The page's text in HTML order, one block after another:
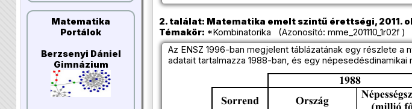
Matematika
Portálok
Berzsenyi Dániel
Gimnázium
2. találat: Matematika emelt szintű érettségi, 2011.
Témakör: *Kombinatorika (Azonosító: mme_201110_1r02f )
Az ENSZ 1996-ban megjelent táblázatának egy részlete
adatait tartalmazza 1988-ban, és egy